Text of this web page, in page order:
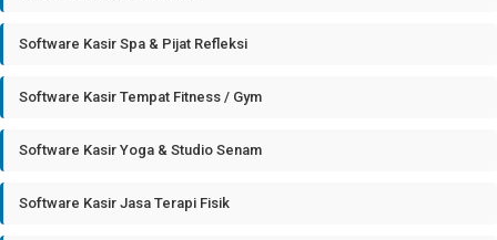
Software Kasir Spa & Pijat Refleksi
Software Kasir Tempat Fitness / Gym
Software Kasir Yoga & Studio Senam
Software Kasir Jasa Terapi Fisik